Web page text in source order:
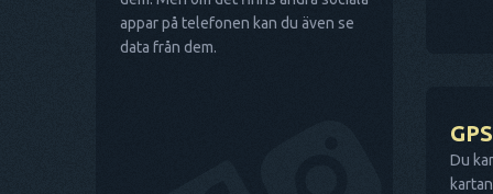
appar på telefonen kan du även se
data från dem.
Du